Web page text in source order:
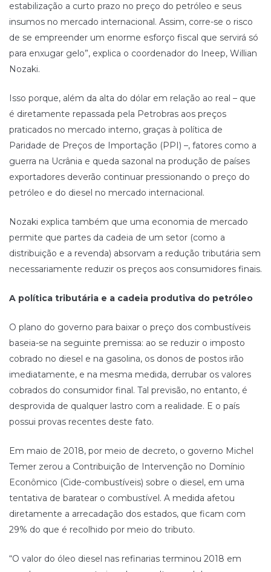
estabilização a curto prazo no preço do petróleo e seus
insumos no mercado internacional. Assim, corre-se o risco
de se empreender um enorme esforço fiscal que servirá só
para enxugar gelo”, explica o coordenador do Ineep, Willian
Nozaki.
Isso porque, além da alta do dólar em relação ao real – que
é diretamente repassada pela Petrobras aos preços
praticados no mercado interno, graças à política de
Paridade de Preços de Importação (PPI) –, fatores como a
guerra na Ucrânia e queda sazonal na produção de países
exportadores deverão continuar pressionando o preço do
petróleo e do diesel no mercado internacional.
Nozaki explica também que uma economia de mercado
permite que partes da cadeia de um setor (como a
distribuição e a revenda) absorvam a redução tributária sem
necessariamente reduzir os preços aos consumidores finais.
A política tributária e a cadeia produtiva do petróleo
O plano do governo para baixar o preço dos combustíveis
baseia-se na seguinte premissa: ao se reduzir o imposto
cobrado no diesel e na gasolina, os donos de postos irão
imediatamente, e na mesma medida, derrubar os valores
cobrados do consumidor final. Tal previsão, no entanto, é
desprovida de qualquer lastro com a realidade. E o país
possui provas recentes deste fato.
Em maio de 2018, por meio de decreto, o governo Michel
Temer zerou a Contribuição de Intervenção no Domínio
Econômico (Cide-combustíveis) sobre o diesel, em uma
tentativa de baratear o combustível. A medida afetou
diretamente a arrecadação dos estados, que ficam com
29% do que é recolhido por meio do tributo.
“O valor do óleo diesel nas refinarias terminou 2018 em